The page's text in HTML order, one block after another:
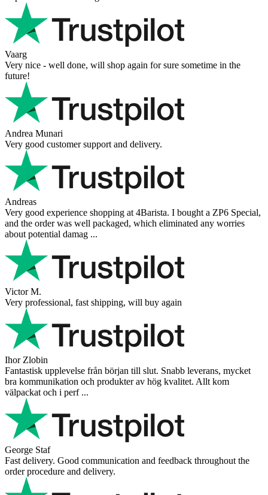
Vaarg
Very nice - well done, will shop again for sure sometime in the
future!
Andrea Munari
Very good customer support and delivery.
Andreas
Very good experience shopping at 4Barista. I bought a ZP6 Special,
and the order was well packaged, which eliminated any worries
about potential damag ...
Victor M.
Very professional, fast shipping, will buy again
Ihor Zlobin
Fantastisk upplevelse från början till slut. Snabb leverans, mycket
bra kommunikation och produkter av hög kvalitet. Allt kom
välpackat och i perf ...
George Staf
Fast delivery. Good communication and feedback throughout the
order procedure and delivery.